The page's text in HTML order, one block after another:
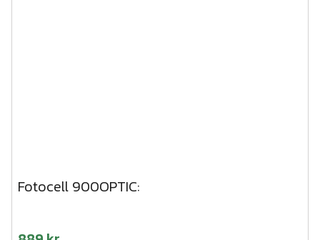
Fotocell 900OPTIC: